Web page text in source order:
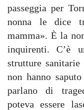
passeggia per
nonna le dice
mamma». È la
inquirenti. C’è
strutture
non hanno
parlano di
poteva essere